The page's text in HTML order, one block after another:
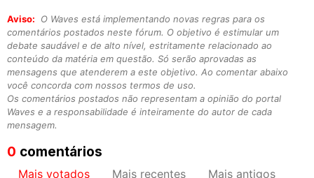
Aviso:
O Waves está implementando novas regras para os
comentários postados neste fórum. O objetivo é estimular um
debate saudável e de alto nível, estritamente relacionado ao
conteúdo da matéria em questão. Só serão aprovadas as
mensagens que atenderem a este objetivo. Ao comentar abaixo
você concorda com nossos termos de uso.
Os comentários postados não representam a opinião do portal
Waves e a responsabilidade é inteiramente do autor de cada
mensagem.
0 comentários
Mais votados Mais recentes Mais antigos